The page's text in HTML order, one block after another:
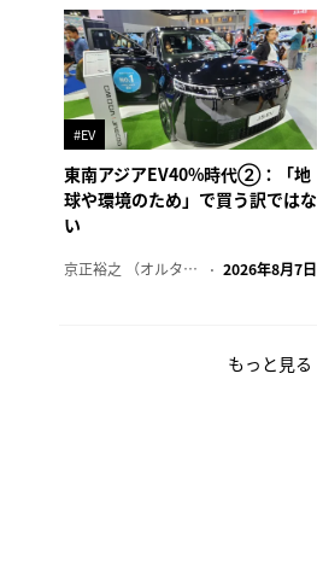
#EV
東南アジアEV40%時代②：「地
球や環境のため」で買う訳ではな
い
京正裕之 （オルタナ副編集長） 2026年8月7日
もっと見る